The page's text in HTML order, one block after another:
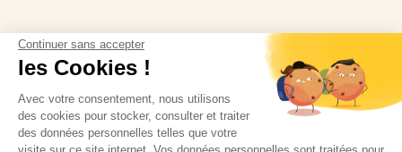
Continuer sans accepter
les Cookies !
Avec votre consentement, nous utilisons
des cookies pour stocker, consulter et traiter
des données personnelles telles que votre
visite sur ce site internet. Vos données personnelles sont traitées pour